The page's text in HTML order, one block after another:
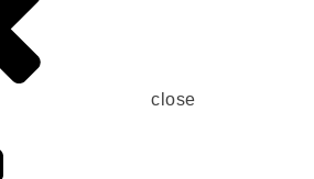
close